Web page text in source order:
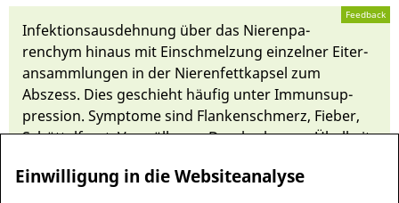
Feedback
In­fektions­aus­dehnung ü­ber das Nieren­pa­
renchym hi­n­aus mit Einschmelzung ein­zelner Eiter­
an­samm­lungen in der Nieren­fett­kap­sel zum
Abszess. Dies ge­schieht häu­fig un­ter Im­mun­sup­
pressi­on. Symptome sind Flan­ken­schmerz, Fie­ber,
Schüt­tel­frost, Vor­wöl­bung, Druck­schmerz, Ü­bel­keit,
Behandelt wird mit Drainage (offen oder durch
Einwilligung in die Websiteanalyse